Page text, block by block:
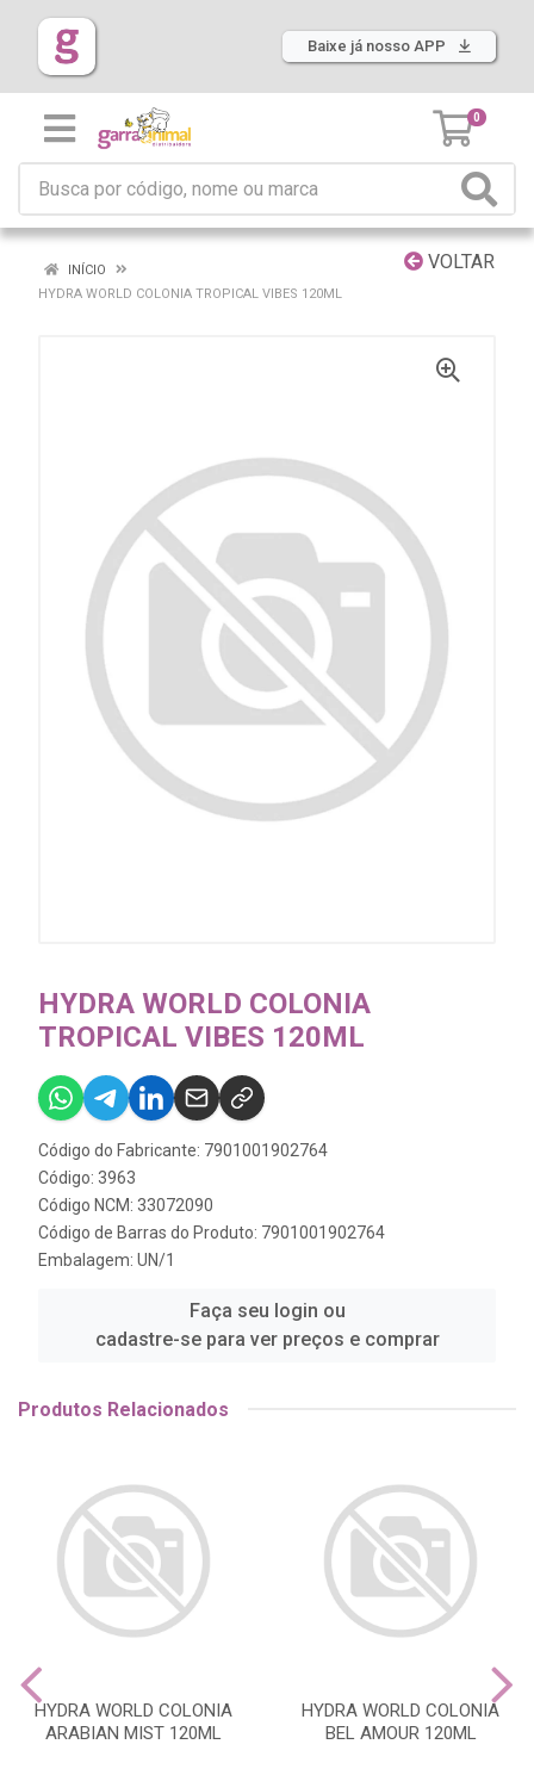
Baixe já nosso APP
0
VOLTAR
INÍCIO
HYDRA WORLD COLONIA TROPICAL VIBES 120ML
HYDRA WORLD COLONIA
TROPICAL VIBES 120ML
Código do Fabricante: 7901001902764
Código: 3963
Código NCM: 33072090
Código de Barras do Produto: 7901001902764
Embalagem: UN/1
Faça seu login ou
cadastre-se para ver preços e comprar
Produtos Relacionados
HYDRA WORLD COLONIA
ARABIAN MIST 120ML
HYDRA WORLD COLONIA
BEL AMOUR 120ML